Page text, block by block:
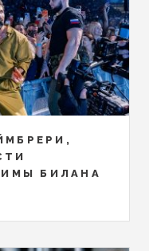
БИЛАНА